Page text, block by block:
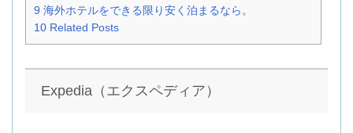
9 海外ホテルをできる限り安く泊まるなら。
10 Related Posts
Expedia（エクスペディア）